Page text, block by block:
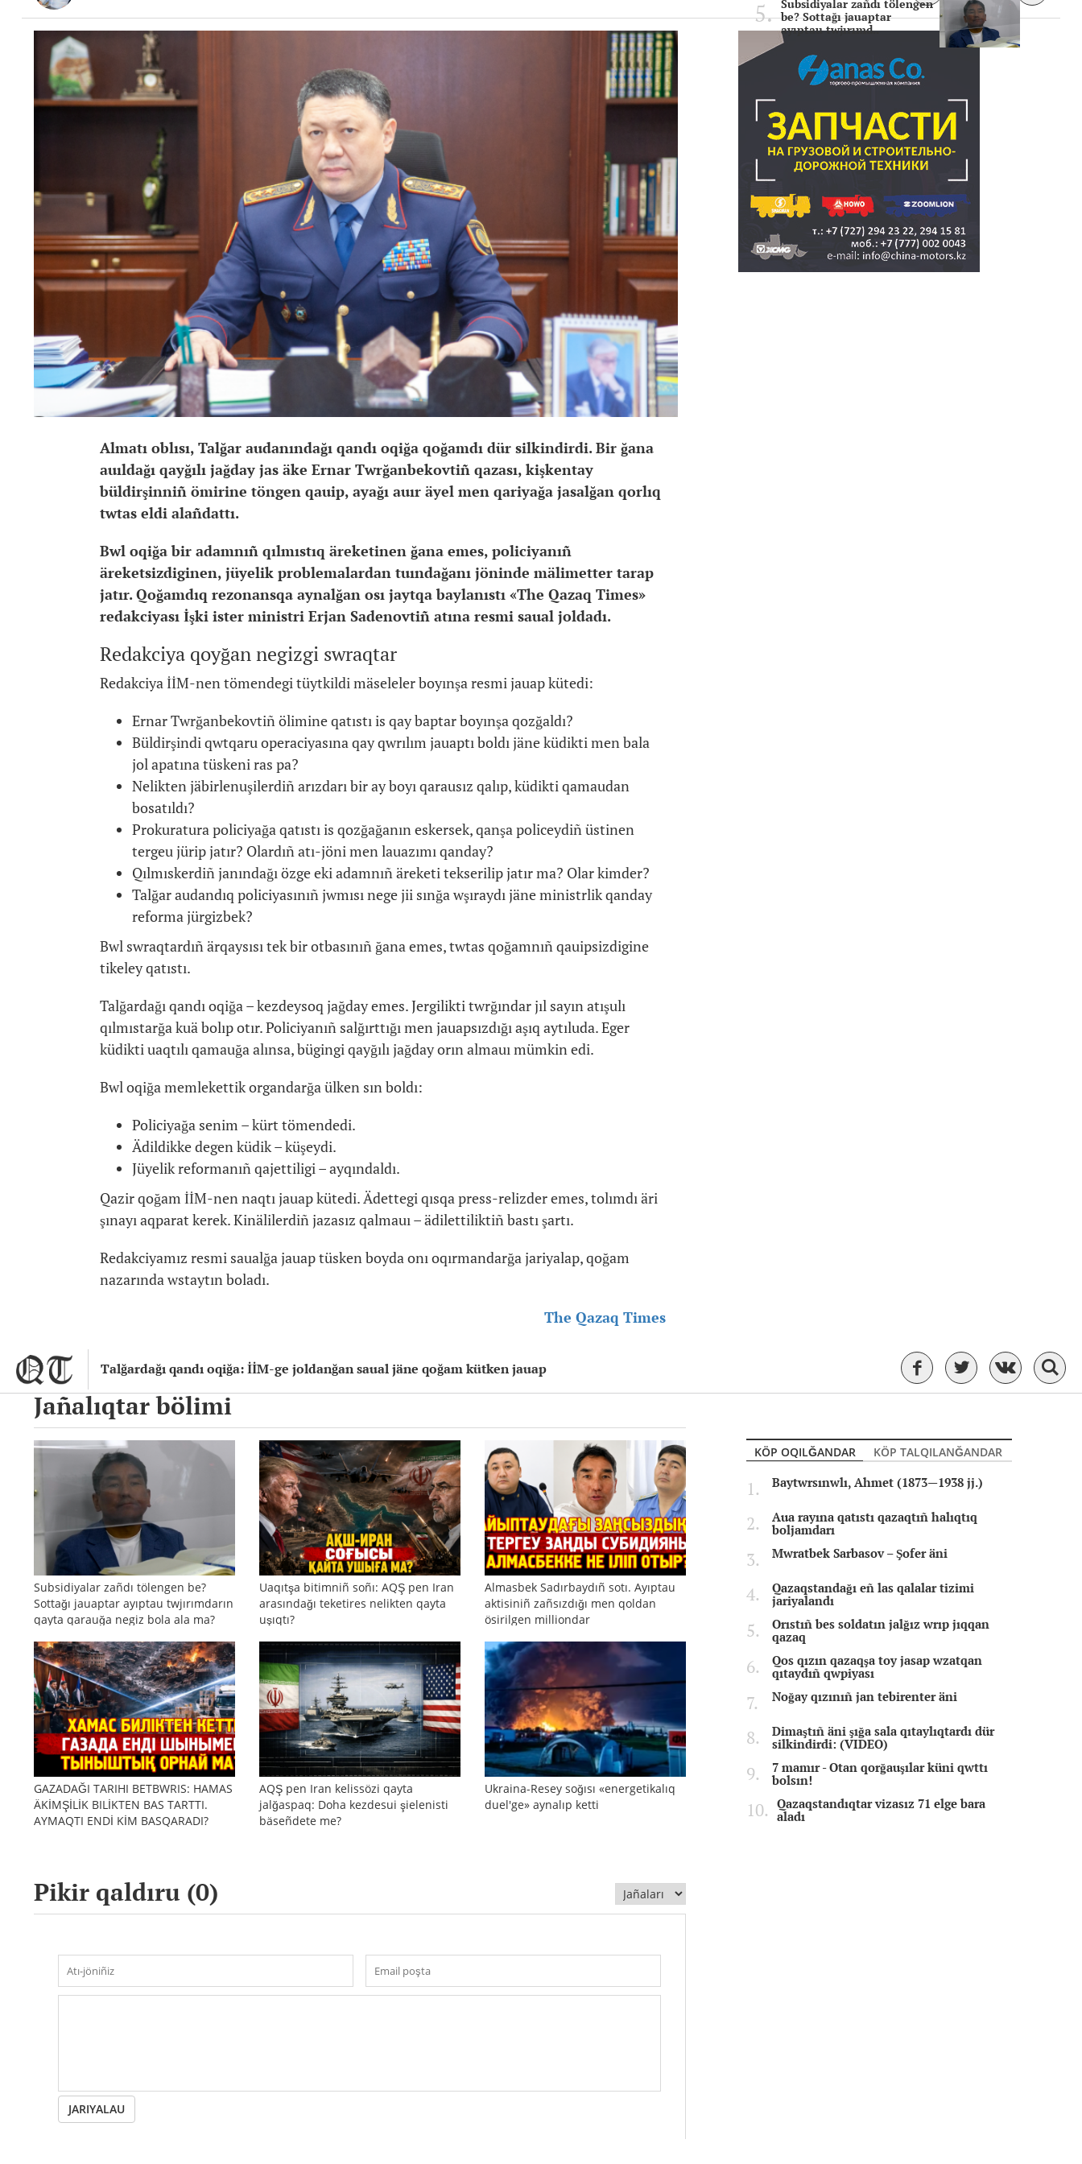
Talğardağı qandı oqiğa: İİM-ge joldanğan saual jäne qoğam kütken jauap
Almatı oblısı, Talğar audanındağı qandı oqiğa qoğamdı dür silkindirdi. Bir ğana
auıldağı qayğılı jağday jas äke Ernar Twrğanbekovtiñ qazası, kişkentay
büldirşinniñ ömirine töngen qauip, ayağı auır äyel men qariyağa jasalğan qorlıq
twtas eldi alañdattı.
Bwl oqiğa bir adamnıñ qılmıstıq äreketinen ğana emes, policiyanıñ
äreketsizdiginen, jüyelik problemalardan tuındağanı jöninde mälimetter tarap
jatır. Qoğamdıq rezonansqa aynalğan osı jaytqa baylanıstı «The Qazaq Times»
redakciyası İşki ister ministri Erjan Sadenovtiñ atına resmi saual joldadı.
Redakciya qoyğan negizgi swraqtar
Redakciya İİM-nen tömendegi tüytkildi mäseleler boyınşa resmi jauap kütedi:
Ernar Twrğanbekovtiñ ölimine qatıstı is qay baptar boyınşa qozğaldı?
Büldirşindi qwtqaru operaciyasına qay qwrılım jauaptı boldı jäne küdikti men bala
jol apatına tüskeni ras pa?
Nelikten jäbirlenuşilerdiñ arızdarı bir ay boyı qarausız qalıp, küdikti qamaudan
bosatıldı?
Prokuratura policiyağa qatıstı is qozğağanın eskersek, qanşa policeydiñ üstinen
tergeu jürip jatır? Olardıñ atı-jöni men lauazımı qanday?
Qılmıskerdiñ janındağı özge eki adamnıñ äreketi tekserilip jatır ma? Olar kimder?
Talğar audandıq policiyasınıñ jwmısı nege jii sınğa wşıraydı jäne ministrlik qanday
reforma jürgizbek?
Bwl swraqtardıñ ärqaysısı tek bir otbasınıñ ğana emes, twtas qoğamnıñ qauipsizdigine
tikeley qatıstı.
Talğardağı qandı oqiğa – kezdeysoq jağday emes. Jergilikti twrğındar jıl sayın atışulı
qılmıstarğa kuä bolıp otır. Policiyanıñ salğırttığı men jauapsızdığı aşıq aytıluda. Eger
küdikti uaqtılı qamauğa alınsa, bügingi qayğılı jağday orın almauı mümkin edi.
Bwl oqiğa memlekettik organdarğa ülken sın boldı:
Policiyağa senim – kürt tömendedi.
Ädildikke degen küdik – küşeydi.
Jüyelik reformanıñ qajettiligi – ayqındaldı.
Qazir qoğam İİM-nen naqtı jauap kütedi. Ädettegi qısqa press-relizder emes, tolımdı äri
şınayı aqparat kerek. Kinälilerdiñ jazasız qalmauı – ädilettiliktiñ bastı şartı.
Redakciyamız resmi saualğa jauap tüsken boyda onı oqırmandarğa jariyalap, qoğam
nazarında wstaytın boladı.
The Qazaq Times
Subsidiyalar zañdı tölengen
be? Sottağı jauaptar
ayıptau twjırımd..
Jañalıqtar bölimi
Subsidiyalar zañdı tölengen be?
Sottağı jauaptar ayıptau twjırımdarın
qayta qarauğa negiz bola ala ma?
Uaqıtşa bitimniñ soñı: AQŞ pen Iran
arasındağı teketires nelikten qayta
uşıqtı?
Almasbek Sadırbaydıñ sotı. Ayıptau
aktisiniñ zañsızdığı men qoldan
ösirilgen milliondar
GAZADAĞI TARIHI BETBWRIS: HAMAS
ÄKİMŞİLİK BILİKTEN BAS TARTTI.
AYMAQTI ENDİ KİM BASQARADI?
AQŞ pen Iran kelissözi qayta
jalğaspaq: Doha kezdesui şielenisti
bäseñdete me?
Ukraina-Resey soğısı «energetikalıq
duel'ge» aynalıp ketti
Pikir qaldıru (0)
JARIYALAU
KÖP OQILĞANDAR
KÖP TALQILANĞANDAR
Baytwrsınwlı, Ahmet (1873—1938 jj.)
Aua rayına qatıstı qazaqtıñ halıqtıq
boljamdarı
Mwratbek Sarbasov – Şofer äni
Qazaqstandağı eñ las qalalar tizimi
jariyalandı
Orıstıñ bes soldatın jalğız wrıp jıqqan
qazaq
Qos qızın qazaqşa toy jasap wzatqan
qıtaydıñ qwpiyası
Noğay qızınıñ jan tebirenter äni
Dimaştıñ äni şığa sala qıtaylıqtardı dür
silkindirdi: (VIDEO)
7 mamır - Otan qorğauşılar küni qwttı
bolsın!
Qazaqstandıqtar vizasız 71 elge bara
aladı